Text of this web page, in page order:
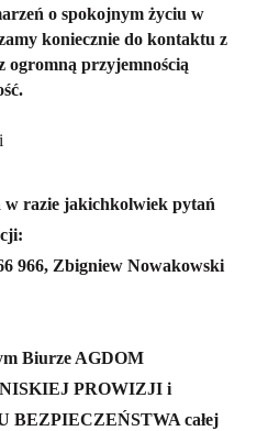
o spokojnym życiu w
koniecznie do kontaktu z
ogromną przyjemnością
w razie jakichkolwiek pytań
966, Zbigniew Nowakowski
Biurze AGDOM
NISKIEJ PROWIZJI i
BEZPIECZEŃSTWA całej